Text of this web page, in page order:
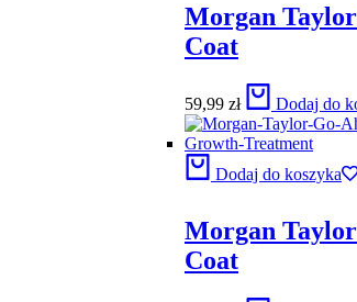
Morgan
Coat
59,99 zł Dodaj do
Dodaj do koszyka
Morgan
Coat